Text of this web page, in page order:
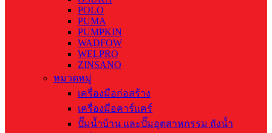
POLO
PUMA
PUMPKIN
WADFOW
WELPRO
ZINSANO
หมวดหมู่
เครื่องมือก่อสร้าง
เครื่องมือคาร์แคร์
ปั๊มน้ำบ้าน และปั๊มอุตสาหกรรม ถังน้ำ